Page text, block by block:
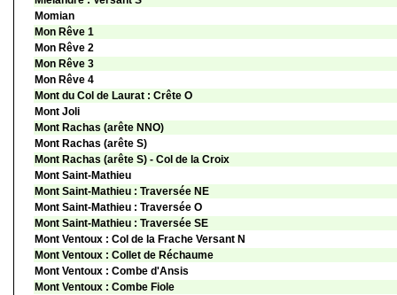
Momian
Mon Rêve 1
Mon Rêve 2
Mon Rêve 3
Mon Rêve 4
Mont du Col de Laurat : Crête O
Mont Joli
Mont Rachas (arête NNO)
Mont Rachas (arête S)
Mont Rachas (arête S) - Col de la Croix
Mont Saint-Mathieu
Mont Saint-Mathieu : Traversée NE
Mont Saint-Mathieu : Traversée O
Mont Saint-Mathieu : Traversée SE
Mont Ventoux : Col de la Frache Versant N
Mont Ventoux : Collet de Réchaume
Mont Ventoux : Combe d'Ansis
Mont Ventoux : Combe Fiole